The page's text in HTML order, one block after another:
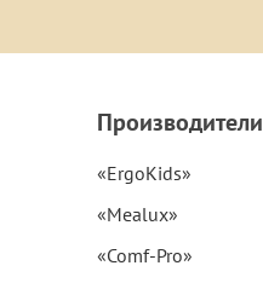
Производители
«ErgoKids»
«Mealux»
«Comf-Pro»